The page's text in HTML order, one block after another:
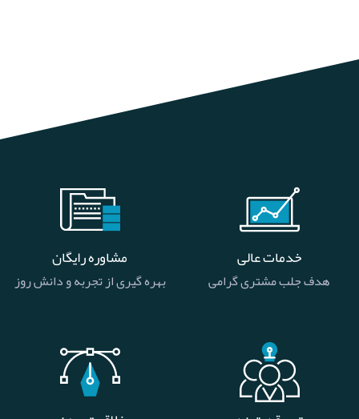
خدمات عالی
هدف جلب مشتری گرامی
مشاوره رایگان
بهره گیری از تجربه و دانش روز